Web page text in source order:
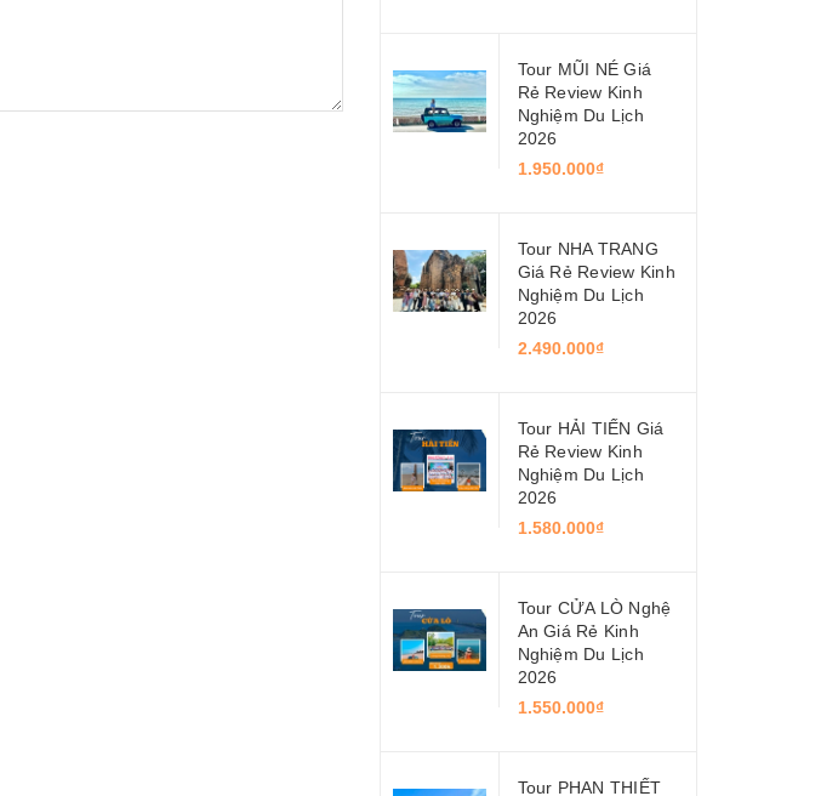
Tour MŨI NÉ Giá
Rẻ Review Kinh
Nghiệm Du Lịch
2026
1.950.000₫
Tour NHA TRANG
Giá Rẻ Review Kinh
Nghiệm Du Lịch
2026
2.490.000₫
Tour HẢI TIẾN Giá
Rẻ Review Kinh
Nghiệm Du Lịch
2026
1.580.000₫
Tour CỬA LÒ Nghệ
An Giá Rẻ Kinh
Nghiệm Du Lịch
2026
1.550.000₫
Tour PHAN THIẾT